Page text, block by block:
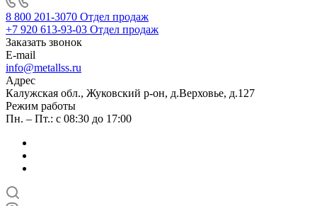
8 800 201-3070 Отдел продаж
+7 920 613-93-03 Отдел продаж
Заказать звонок
E-mail
info@metallss.ru
Адрес
Калужская обл., Жуковский р-он, д.Верховье, д.127
Режим работы
Пн. – Пт.: с 08:30 до 17:00